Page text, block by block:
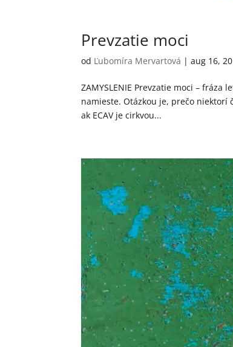
Prevzatie moci
od Ľubomíra Mervartová |aug 16,
ZAMYSLENIE Prevzatie moci –
namieste. Otázkou je, prečo niektorí
ak ECAV je cirkvou...